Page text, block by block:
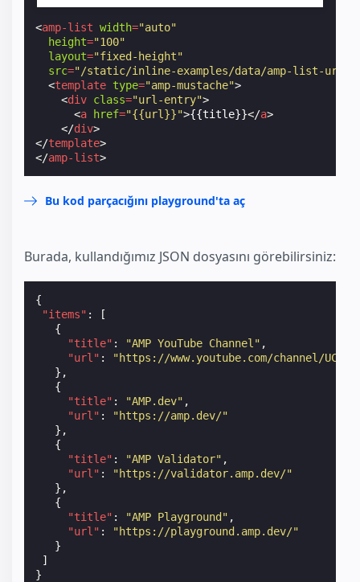
<amp-list width="auto"
height="100"
layout="fixed-height"
src="/static/inline-examples/data/amp-list-
<template type="amp-mustache">
<div class="url-entry">
<a href="{{url}}">{{title}}</a>
</div>
</template>
</amp-list>
Bu kod parçacığını playground'ta aç
Burada, kullandığımız JSON dosyasını görebilirsiniz:
{
"items" :
[
{
"title" : "AMP YouTube Channel" ,
"url" :
"https://www.youtube.com/channel/
},
{
"title" : "AMP.dev" ,
"url" :
"https://amp.dev/"
},
{
"title" : "AMP Validator" ,
"url" :
"https://validator.amp.dev/"
},
{
"title" : "AMP Playground" ,
"url" :
"https://playground.amp.dev/"
}
]
}